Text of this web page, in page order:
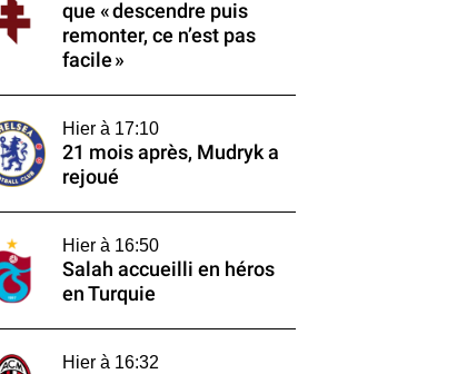
que « descendre puis
remonter, ce n’est pas
facile »
Hier à 17:10
21 mois après, Mudryk a
rejoué
Hier à 16:50
Salah accueilli en héros
en Turquie
Hier à 16:32